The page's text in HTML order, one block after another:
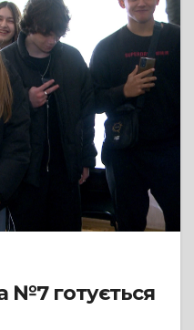
№7 готується